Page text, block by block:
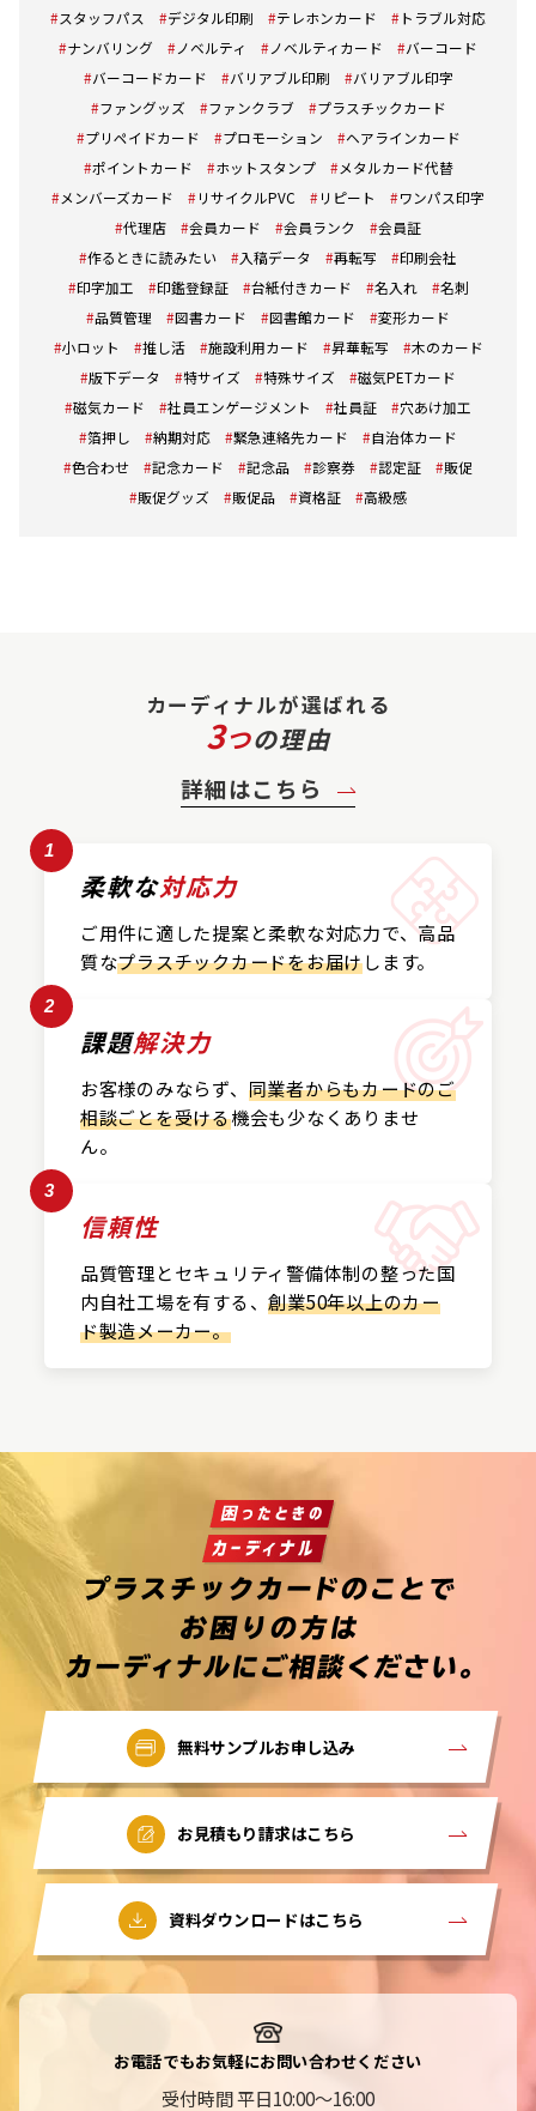
スタッフパス
デジタル印刷 テレホンカード
トラブル対応
ナンバリング
ノベルティ ノベルティカード
バーコード
バーコードカード
バリアブル印刷
バリアブル印字
ファングッズ
ファンクラブ
プラスチックカード
プリペイドカード
プロモーション
ヘアラインカード
ポイントカード
ホットスタンプ
メタルカード代替
メンバーズカード
リサイクルPVC リピート
ワンパス印字
代理店
会員カード 会員ランク
会員証
作るときに読みたい
入稿データ 再転写
印刷会社
印字加工
印鑑登録証 台紙付きカード 名入れ
名刺
品質管理
図書カード 図書館カード
変形カード
小ロット
推し活 施設利用カード 昇華転写
木のカード
版下データ
特サイズ 特殊サイズ
磁気PETカード
磁気カード
社員エンゲージメント 社員証
穴あけ加工
箔押し
納期対応 緊急連絡先カード
自治体カード
色合わせ
記念カード 記念品 診察券 認定証
販促
販促グッズ
販促品 資格証 高級感
カーディナルが選ばれる
3つの理由
詳細はこちら
1
柔軟な対応力
ご用件に適した提案と柔軟な対応力で、高品
質なプラスチックカードをお届けします。
2
課題解決力
お客様のみならず、 同業者からもカードのご
相談ごとを受ける機会も少なくありませ
ん。
3
信頼性
品質管理とセキュリティ警備体制の整った国
内自社工場を有する、創業50年以上のカー
ド製造メーカー。
無料サンプルお申し込み
お見積もり請求はこちら
資料ダウンロードはこちら
お電話でもお気軽にお問い合わせください
受付時間 平日10:00～16:00